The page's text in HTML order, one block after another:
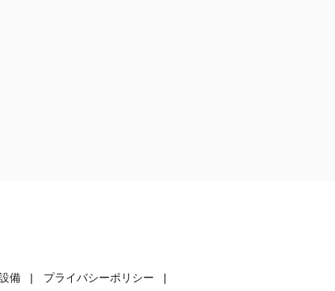
備 プライバシーポリシー